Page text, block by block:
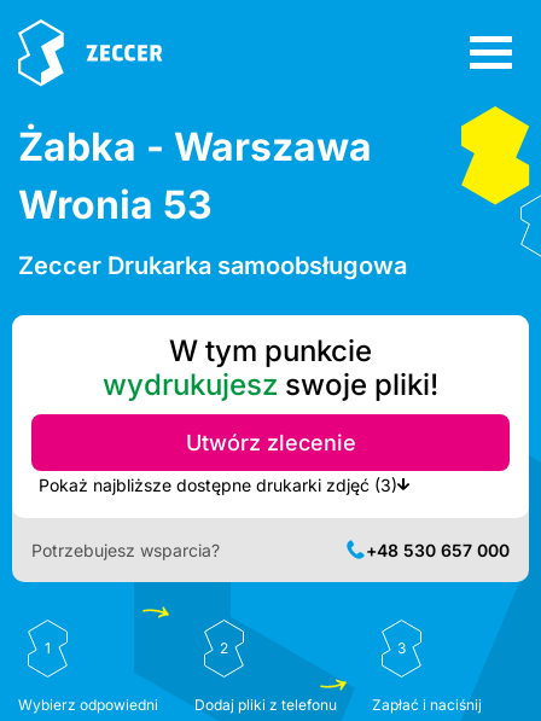
Żabka - Warszawa
Wronia 53
Zeccer Drukarka samoobsługowa
W tym punkcie
wydrukujesz swoje pliki!
Utwórz zlecenie
Pokaż najbliższe dostępne drukarki zdjęć (3)
Potrzebujesz wsparcia? +48 530 657 000
1
Wybierz odpowiedni
2
Dodaj pliki z telefonu
3
Zapłać i naciśnij